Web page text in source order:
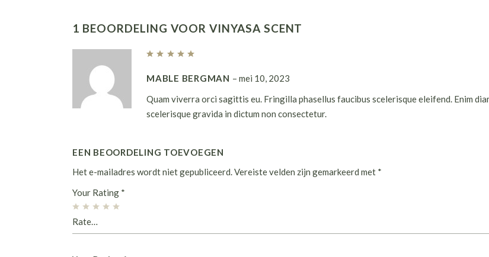
1 BEOORDELING VOORVINYASA SCENT
MABLE BERGMAN – mei 10, 2023
Quam viverra orci sagittis eu. Fringilla phasellus faucibus scelerisque eleifend. Enim
scelerisque gravida in dictum non consectetur.
EEN BEOORDELING TOEVOEGEN
Het e-mailadres wordt niet gepubliceerd.Vereiste velden zijn gemarkeerd met *
Your Rating *